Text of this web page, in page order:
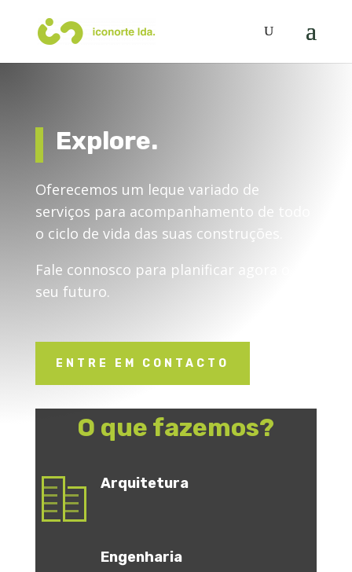
Explore.
Oferecemos um leque variado de
serviços para acompanhamento de todo
o ciclo de vida das suas construções.
Fale connosco para planificar agora o
seu futuro.
ENTRE EM CONTACTO
O que fazemos?
Arquitetura
Engenharia